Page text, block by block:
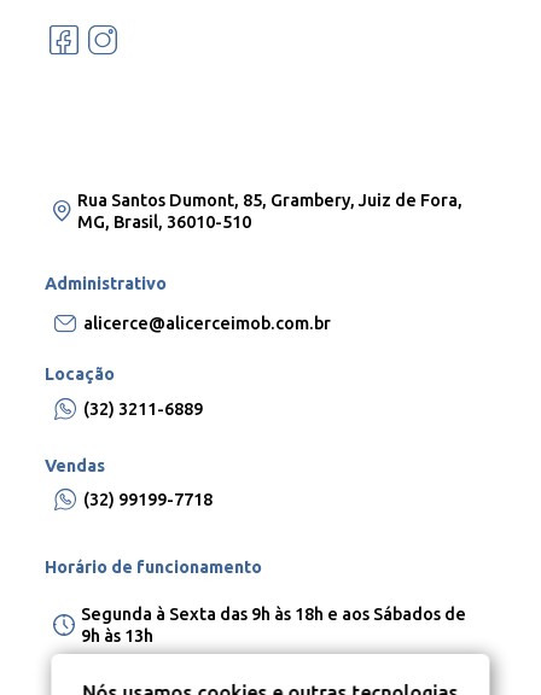
Rua Santos Dumont, 85, Grambery, Juiz de Fora,
MG, Brasil, 36010-510
Administrativo
alicerce@alicerceimob.com.br
Locação
(32) 3211-6889
Vendas
(32) 99199-7718
Horário de funcionamento
Segunda à Sexta das 9h às 18h e aos Sábados de
9h às 13h